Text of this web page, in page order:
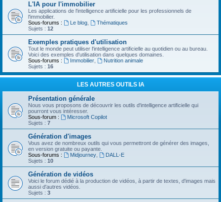
L'IA pour l'immobilier
Les applications de l'intelligence artificielle pour les professionnels de
l'immobilier.
Sous-forums :
Le blog,
Thématiques
Sujets : 12
Exemples pratiques d'utilisation
Tout le monde peut utiliser l'intelligence artificielle au quotidien ou au bureau.
Voici des exemples d'utilisation dans quelques domaines.
Sous-forums :
Immobilier,
Nutrition animale
Sujets : 16
LES AUTRES OUTILS IA
Présentation générale
Nous vous proposons de découvrir les outils d'intelligence artificielle qui
pourront vous intéresser.
Sous-forum :
Microsoft Copilot
Sujets : 7
Génération d'images
Vous avez de nombreux outils qui vous permettront de générer des images,
en version gratuite ou payante.
Sous-forums :
Midjourney,
DALL-E
Sujets : 10
Génération de vidéos
Voici le forum dédié à la production de vidéos, à partir de textes, d'images mais
aussi d'autres vidéos.
Sujets : 3